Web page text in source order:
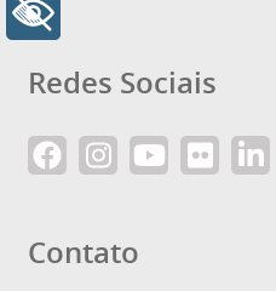
Redes Sociais
Contato